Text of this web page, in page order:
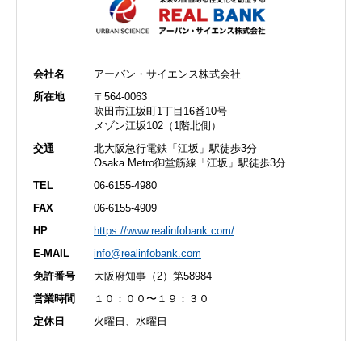
会社名
アーバン・サイエンス株式会社
所在地
〒564-0063
吹田市江坂町1丁目16番10号
メゾン江坂102（1階北側）
交通
北大阪急行電鉄「江坂」駅徒歩3分
Osaka Metro御堂筋線「江坂」駅徒歩3分
TEL
06-6155-4980
FAX
06-6155-4909
HP
https://www.realinfobank.com/
E-MAIL
info@realinfobank.com
免許番号
大阪府知事（2）第58984
営業時間
１０：００〜１９：３０
定休日
火曜日、水曜日